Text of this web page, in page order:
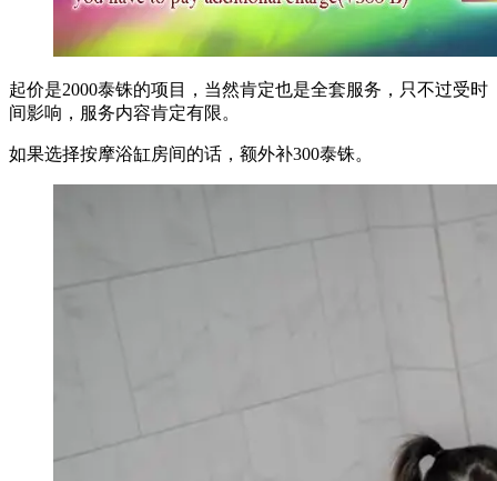
起价是2000泰铢的项目，当然肯定也是全套服务，只不过受时
间影响，服务内容肯定有限。
如果选择按摩浴缸房间的话，额外补300泰铢。